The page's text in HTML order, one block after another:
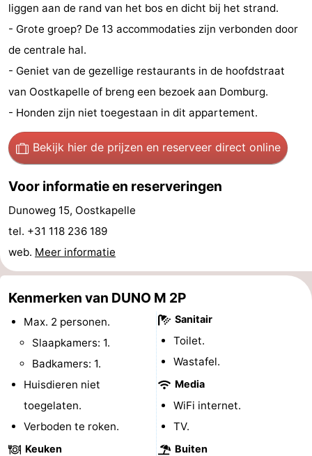
&
Bezienswaardigheden
Musea
-
Uitkijkpunten
Attracties
Binnenspeeltuinen
-
Bowlen
-
Minigolfbanen
Wellness
centra
Dorpen
Steden
Rondleidingen
-
liggen aan de rand van het bos en dicht bij het strand.
- Grote groep? De 13 accommodaties zijn verbonden door
de centrale hal.
- Geniet van de gezellige restaurants in de hoofdstraat
van Oostkapelle of breng een bezoek aan Domburg.
- Honden zijn niet toegestaan in dit appartement.
Bekijk hier de prijzen en reserveer direct online
Voor informatie en reserveringen
Dunoweg 15, Oostkapelle
tel. +31 118 236 189
web. Meer informatie
Kenmerken van DUNO M 2P
Max. 2 personen.
Slaapkamers: 1.
Badkamers: 1.
Huisdieren niet
toegelaten.
Verboden te roken.
Keuken
Sanitair
Toilet.
Wastafel.
Media
WiFi internet.
TV.
Buiten